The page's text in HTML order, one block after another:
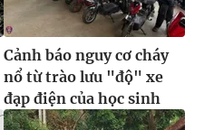
Cảnh báo nguy cơ cháy
nổ từ trào lưu "độ" xe
đạp điện của học sinh